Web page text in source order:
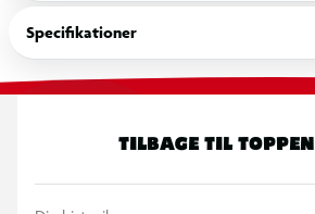
Specifikationer
TILBAGE TIL TOPPEN